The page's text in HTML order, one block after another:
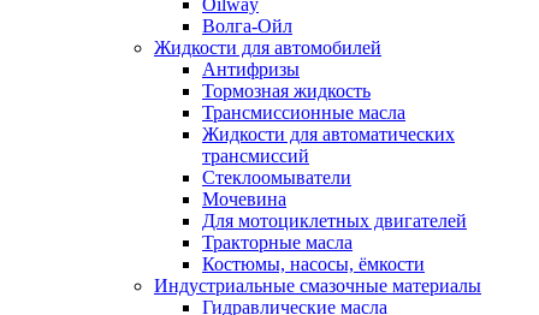
Oilway
Волга-Ойл
Жидкости для автомобилей
Антифризы
Тормозная жидкость
Трансмиссионные масла
Жидкости для автоматических
трансмиссий
Стеклоомыватели
Мочевина
Для мотоциклетных двигателей
Тракторные масла
Костюмы, насосы, ёмкости
Индустриальные смазочные материалы
Гидравлические масла